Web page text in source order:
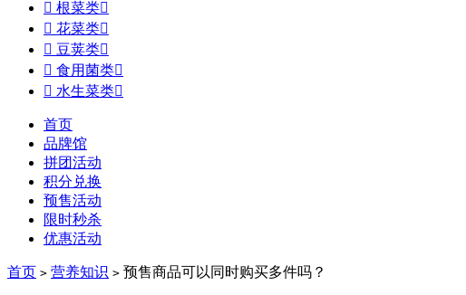
 根菜类
 花菜类
 豆荚类
 食用菌类
 水生菜类
首页
品牌馆
拼团活动
积分兑换
预售活动
限时秒杀
优惠活动
首页 > 营养知识 > 预售商品可以同时购买多件吗？